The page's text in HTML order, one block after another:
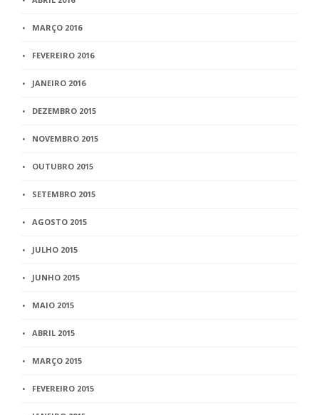
MARÇO 2016
FEVEREIRO 2016
JANEIRO 2016
DEZEMBRO 2015
NOVEMBRO 2015
OUTUBRO 2015
SETEMBRO 2015
AGOSTO 2015
JULHO 2015
JUNHO 2015
MAIO 2015
ABRIL 2015
MARÇO 2015
FEVEREIRO 2015